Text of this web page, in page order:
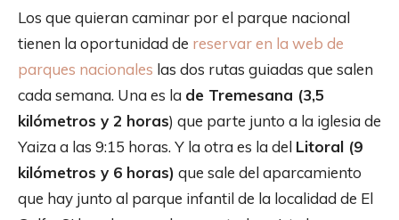
Los que quieran caminar por el parque nacional
tienen la oportunidad de reservar en la web de
parques nacionales las dos rutas guiadas que salen
cada semana. Una es la de Tremesana (3,5
kilómetros y 2 horas) que parte junto a la iglesia de
Yaiza a las 9:15 horas. Y la otra es la del Litoral (9
kilómetros y 6 horas) que sale del aparcamiento
que hay junto al parque infantil de la localidad de El